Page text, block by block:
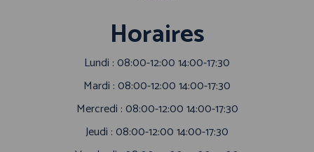
Horaires
Lundi : 08:00-12:00 14:00-17:30
Mardi : 08:00-12:00 14:00-17:30
Mercredi : 08:00-12:00 14:00-17:30
Jeudi : 08:00-12:00 14:00-17:30